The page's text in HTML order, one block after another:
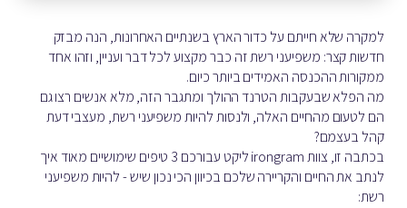
למקרה שלא חייתם על כדור הארץ בשנתיים האחרונות, הנה מבזק
חדשות קצר: משפיעני רשת זה כבר מקצוע לכל דבר ועניין, וזהו אחד
ממקורות ההכנסה האמידים ביותר כיום.
מה הפלא שבעקבות הטרנד ההולך ומתגבר הזה, מלא אנשים רצו גם
הם לטעום מהחיים האלה, ולנסות להיות משפיעני רשת, מעצבי דעת
קהל בעצמם?
בכתבה זו, צוות irongram ליקט עבורכם 3 טיפים שימושיים מאוד איך
לנתב את החיים והקריירה שלכם בכיוון הכי נכון שיש - להיות משפיעני
רשת: